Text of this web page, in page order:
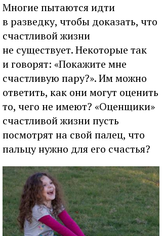
Многие пытаются идти
в разведку, чтобы доказать, что
счастливой жизни
не существует. Некоторые так
и говорят: «Покажите мне
счастливую пару?». Им можно
ответить, как они могут оценить
то, чего не имеют? «Оценщики»
счастливой жизни пусть
посмотрят на свой палец, что
пальцу нужно для его счастья?